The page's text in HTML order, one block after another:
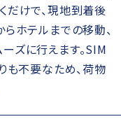
だけで、現地到着後
ホテルまでの移動、
ズに行えます。SIM
も不要なため、荷物